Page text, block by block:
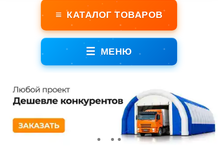
≡ КАТАЛОГ ТОВАРОВ
☰ МЕНЮ